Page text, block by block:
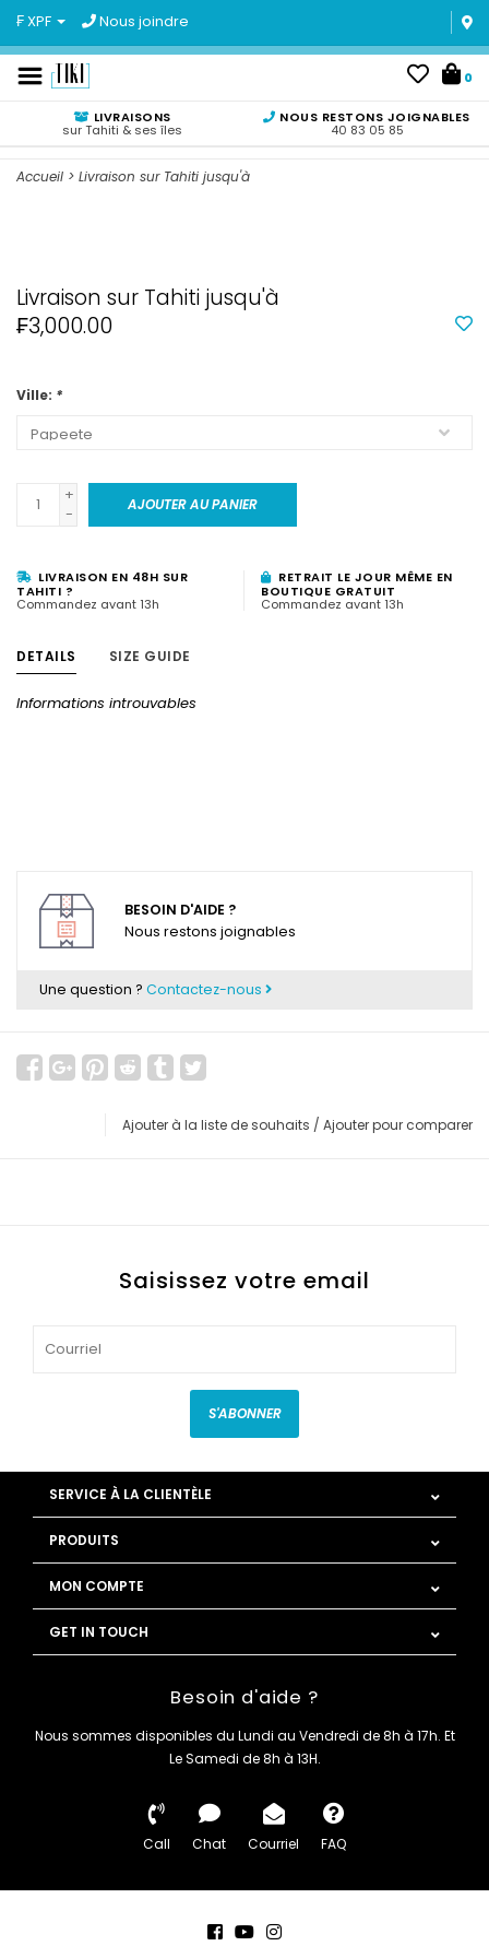
₣ XPF Nous joindre
0
LIVRAISONS
sur Tahiti & ses îles
NOUS RESTONS JOIGNABLES
40 83 05 85
Accueil > Livraison sur Tahiti jusqu'à
Livraison sur Tahiti jusqu'à
₣3,000.00
Ville: *
+
-
AJOUTER AU PANIER
LIVRAISON EN 48H SUR
TAHITI ?
Commandez avant 13h
RETRAIT LE JOUR MÊME EN
BOUTIQUE GRATUIT
Commandez avant 13h
DETAILS SIZE GUIDE
Informations introuvables
BESOIN D'AIDE ?
Nous restons joignables
Une question ? Contactez-nous
Ajouter à la liste de souhaits / Ajouter pour comparer
Saisissez votre email
S'ABONNER
SERVICE À LA CLIENTÈLE
PRODUITS
MON COMPTE
GET IN TOUCH
Besoin d'aide ?
Nous sommes disponibles du Lundi au Vendredi de 8h à 17h. Et
Le Samedi de 8h à 13H.
Call Chat Courriel FAQ